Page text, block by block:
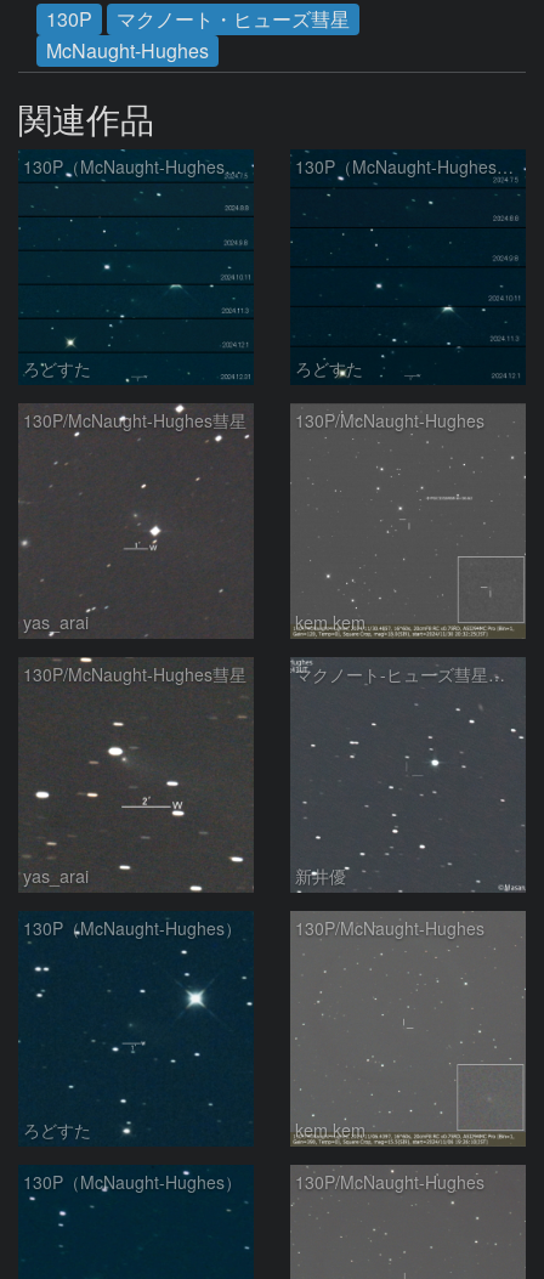
130P
マクノート・ヒューズ彗星
McNaught-Hughes
関連作品
130P（McNaught-Hughes）の変化
ろどすた
130P（McNaught-Hughes）の変化
ろどすた
130P/McNaught-Hughes彗星
yas_arai
130P/McNaught-Hughes
kem.kem
130P/McNaught-Hughes彗星
yas_arai
マクノート-ヒューズ彗星（130P)：2024/11/04
新井優
130P（McNaught-Hughes）
ろどすた
130P/McNaught-Hughes
kem.kem
130P（McNaught-Hughes） 130P/McNaught-Hughes